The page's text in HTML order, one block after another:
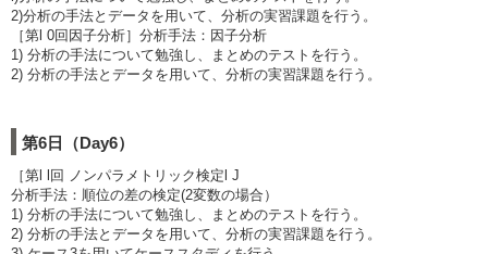
2)分析の手法とデータを用いて、分析の実習課題を行う。
［第l 0回因子分析］分析手法：因子分析
1) 分析の手法について勉強し、まとめのテストを行う。
2) 分析の手法とデータを用いて、分析の実習課題を行う。
第6日（Day6）
［第l l回 ノンパラメトリック検定l J
分析手法：順位の差の検定(2変数の場合）
1) 分析の手法について勉強し、まとめのテストを行う。
2) 分析の手法とデータを用いて、分析の実習課題を行う。